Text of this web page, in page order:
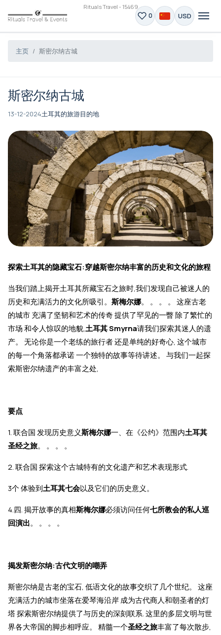
Rituals Travel - 15469
0 USD
主页 斯密尔纳古城
斯密尔纳古城
13-12-2024土耳其的旅游目的地
探索土耳其的隐藏宝石:穿越斯密尔纳丰富的历史和文化的旅程
当我们踏上揭开土耳其所藏宝石之旅时,我们发现自己被迷人的
历史和充满活力的文化所吸引。 斯梅尔娜。 。 。 。 这座古老
的城市 充满了坚韧和艺术的传奇 提供了罕见的一瞥 除了繁忙的
市场 和令人惊叹的地貌,土耳其 Smyrna请我们探索其迷人的遗
产。 无论你是一个老练的旅行者 还是单纯的好奇心, 这个城市
的每一个角落都承诺 一个独特的故事等待讲述。 与我们一起探
索斯密尔纳遗产的丰富之处,
要点
1. 联合国 发现历史意义斯梅尔娜一、在《公约》范围内土耳其
圣经之旅。 。 。 。
2. 联合国 探索这个古城特有的文化遗产和艺术表现形式.
3个 体验到土耳其七会以及它们的历史意义。
4.四. 揭开故事的真相斯梅尔娜必须访问任何七所教会的私人巡
回演出。 。 。 。
揭发斯密尔纳:古代文明的嘲弄
斯密尔纳是古老的宝石, 低语文化的故事交织了几个世纪。 这座
充满活力的城市坐落在爱琴海沿岸 成为古代商人和朝圣者的灯
塔 探索斯密尔纳提供了与历史的深刻联系. 这里的多层文明与世
界各大帝国的脚步相呼应。 精髓一个圣经之旅丰富了每次散步,